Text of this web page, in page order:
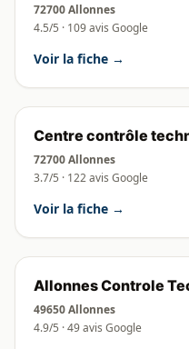
72700 Allonnes
4.5/5 · 109 avis Google
Voir la fiche →
Centre contrôle
72700 Allonnes
3.7/5 · 122 avis Google
Voir la fiche →
Allonnes Controle
49650 Allonnes
4.9/5 · 49 avis Google